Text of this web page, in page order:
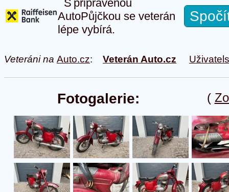
S připravenou
AutoPůjčkou se veterán
lépe vybírá.
Veteráni na Auto.cz: Veterán Auto.cz
(
Fotogalerie: